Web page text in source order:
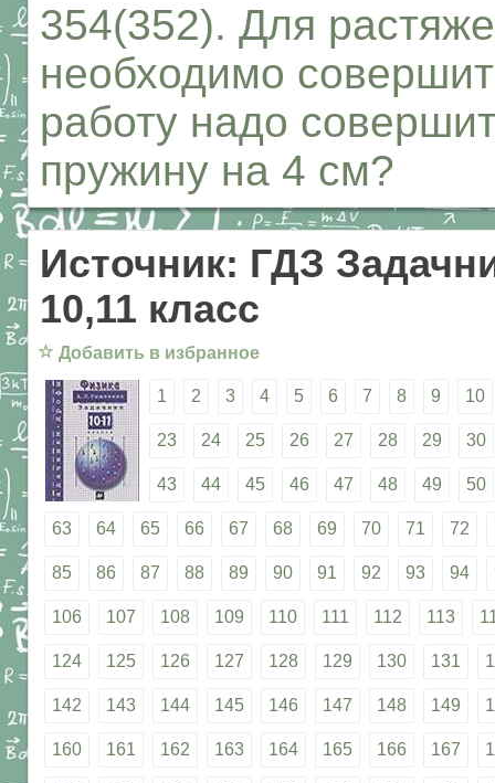
354(352). Для
необходимо
работу надо
пружину на 4 см?
Источник: ГДЗ
10,11 класс
☆ Добавить в избранное
1 2 3 4 5 6 7 8 9 10
23 24 25 26 27 28 29 30
43 44 45 46 47 48 49 50
63 64 65 66 67 68 69 70 71 72
85 86 87 88 89 90 91 92 93 94
106 107 108 109 110 111 112 113
124 125 126 127 128 129 130 131
142 143 144 145 146 147 148 149
160 161 162 163 164 165 166 167